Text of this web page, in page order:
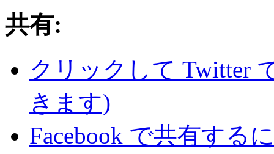
共有:
クリックして Twitter
きます)
Facebook で共有する